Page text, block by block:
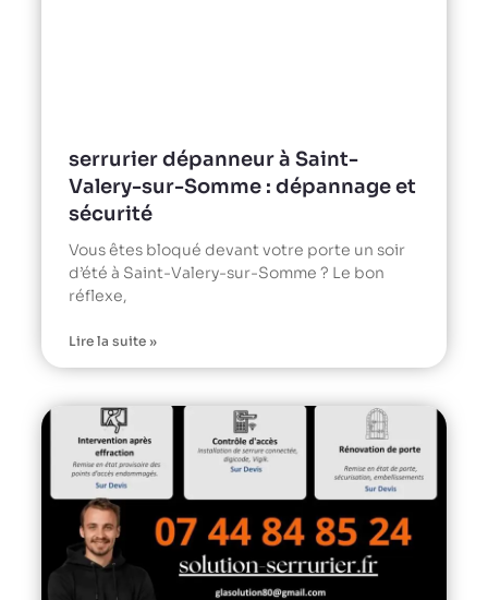
serrurier dépanneur à Saint-
Valery-sur-Somme : dépannage et
sécurité
Vous êtes bloqué devant votre porte un soir
d’été à Saint-Valery-sur-Somme ? Le bon
réflexe,
Lire la suite »